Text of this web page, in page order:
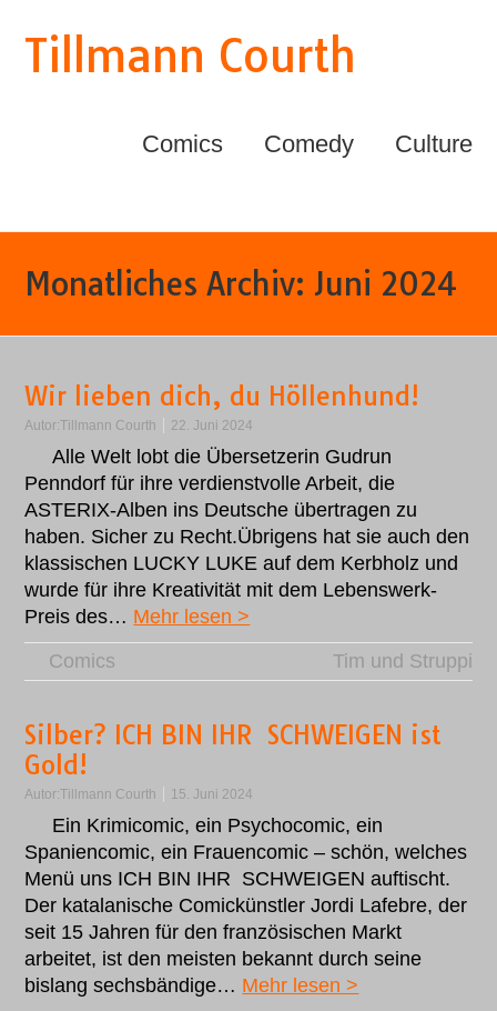
Tillmann Courth
Comics Comedy Culture
Monatliches Archiv: Juni 2024
Wir lieben dich, du Höllenhund!
Autor:Tillmann Courth 22. Juni 2024
Alle Welt lobt die Übersetzerin Gudrun
Penndorf für ihre verdienstvolle Arbeit, die
ASTERIX-Alben ins Deutsche übertragen zu
haben. Sicher zu Recht.Übrigens hat sie auch den
klassischen LUCKY LUKE auf dem Kerbholz und
wurde für ihre Kreativität mit dem Lebenswerk-
Preis des… Mehr lesen >
Comics
Tim und Struppi
Silber? ICH BIN IHR SCHWEIGEN ist
Gold!
Autor:Tillmann Courth 15. Juni 2024
Ein Krimicomic, ein Psychocomic, ein
Spaniencomic, ein Frauencomic – schön, welches
Menü uns ICH BIN IHR SCHWEIGEN auftischt.
Der katalanische Comickünstler Jordi Lafebre, der
seit 15 Jahren für den französischen Markt
arbeitet, ist den meisten bekannt durch seine
bislang sechsbändige… Mehr lesen >